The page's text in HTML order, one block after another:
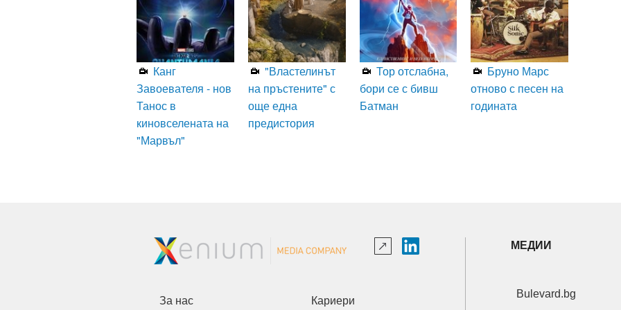
Канг
Завоевателя - нов
Танос в
киновселената на
"Марвъл"
"Властелинът
на пръстените" с
още една
предистория
Тор отслабна,
бори се с бивш
Батман
Бруно Марс
отново с песен на
годината
За нас Кариери
МЕДИИ
Bulevard.bg